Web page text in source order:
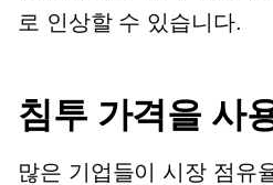
로 인상할 수 있습니다.
침투 가격을 사
많은 기업들이 시장 점유